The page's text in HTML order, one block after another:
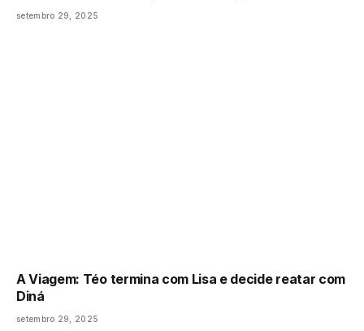
setembro 29, 2025
A Viagem: Téo termina com Lisa e decide reatar com
Diná
setembro 29, 2025